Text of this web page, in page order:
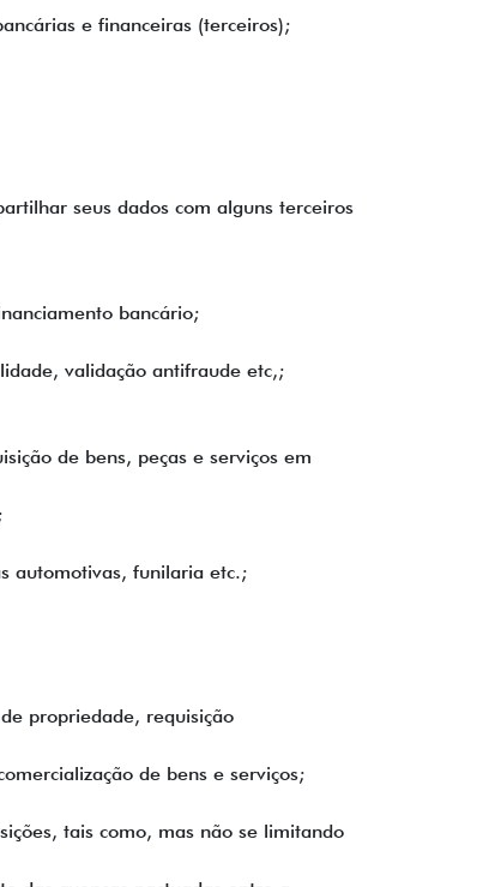
e financeiras (terceiros);
seus dados com alguns terceiros
bancário;
validação antifraude etc,;
de bens, peças e serviços em
automotivas, funilaria etc.;
propriedade, requisição
de bens e serviços;
tais como, mas não se limitando